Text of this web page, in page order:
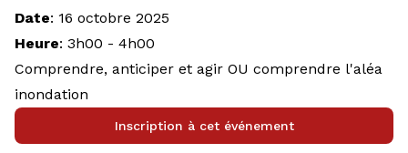
Date: 16 octobre 2025
Heure: 3h00 - 4h00
Comprendre, anticiper et agir OU comprendre l'aléa
inondation
Inscription à cet événement